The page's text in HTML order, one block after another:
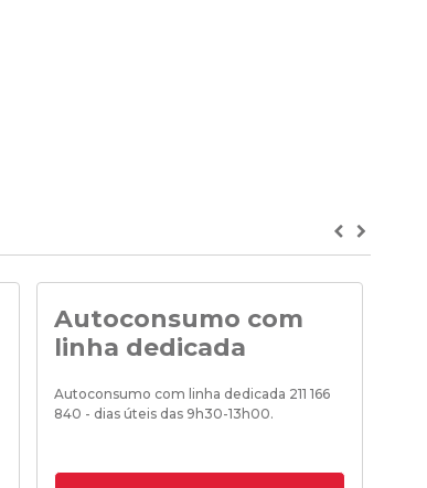
Previous
Autoconsumo com
linha dedicada
Autoconsumo com linha dedicada 211 166
840 - dias úteis das 9h30-13h00.